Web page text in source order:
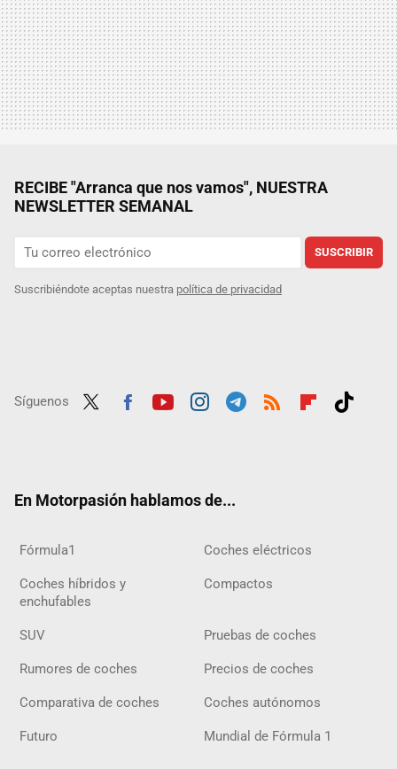
RECIBE "Arranca que nos vamos", NUESTRA
NEWSLETTER SEMANAL
SUSCRIBIR
Suscribiéndote aceptas nuestra política de privacidad
Síguenos
En Motorpasión hablamos de...
Fórmula1 Coches eléctricos
Coches híbridos y
enchufables
Compactos
SUV Pruebas de coches
Rumores de coches Precios de coches
Comparativa de coches Coches autónomos
Futuro Mundial de Fórmula 1